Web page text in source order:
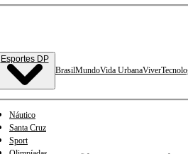
Esportes DP
Náutico
Santa Cruz
Sport
BrasilMundoVida UrbanaViver